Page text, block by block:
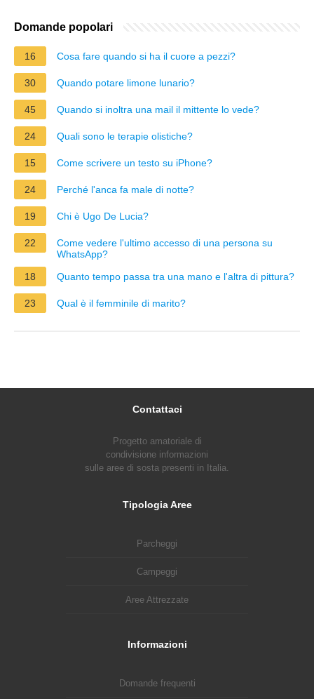
Domande popolari
16 Cosa fare quando si ha il cuore a pezzi?
30 Quando potare limone lunario?
45 Quando si inoltra una mail il mittente lo vede?
24 Quali sono le terapie olistiche?
15 Come scrivere un testo su iPhone?
24 Perché l'anca fa male di notte?
19 Chi è Ugo De Lucia?
22
Come vedere l'ultimo accesso di una persona su
WhatsApp?
18
Quanto tempo passa tra una mano e l'altra di pittura?
23 Qual è il femminile di marito?
Contattaci
Progetto amatoriale di
condivisione informazioni
sulle aree di sosta presenti in Italia.
Tipologia Aree
Parcheggi
Campeggi
Aree Attrezzate
Informazioni
Domande frequenti